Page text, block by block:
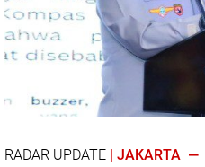
RADAR UPDATE | JAKARTA —